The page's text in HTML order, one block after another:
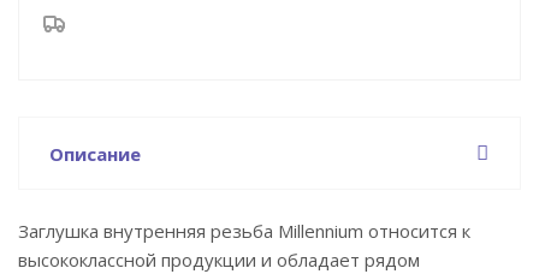
Описание
Заглушка внутренняя резьба Millennium относится к
высококлассной продукции и обладает рядом